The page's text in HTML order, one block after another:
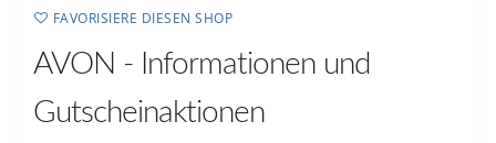
FAVORISIERE DIESEN SHOP
AVON - Informationen und
Gutscheinaktionen